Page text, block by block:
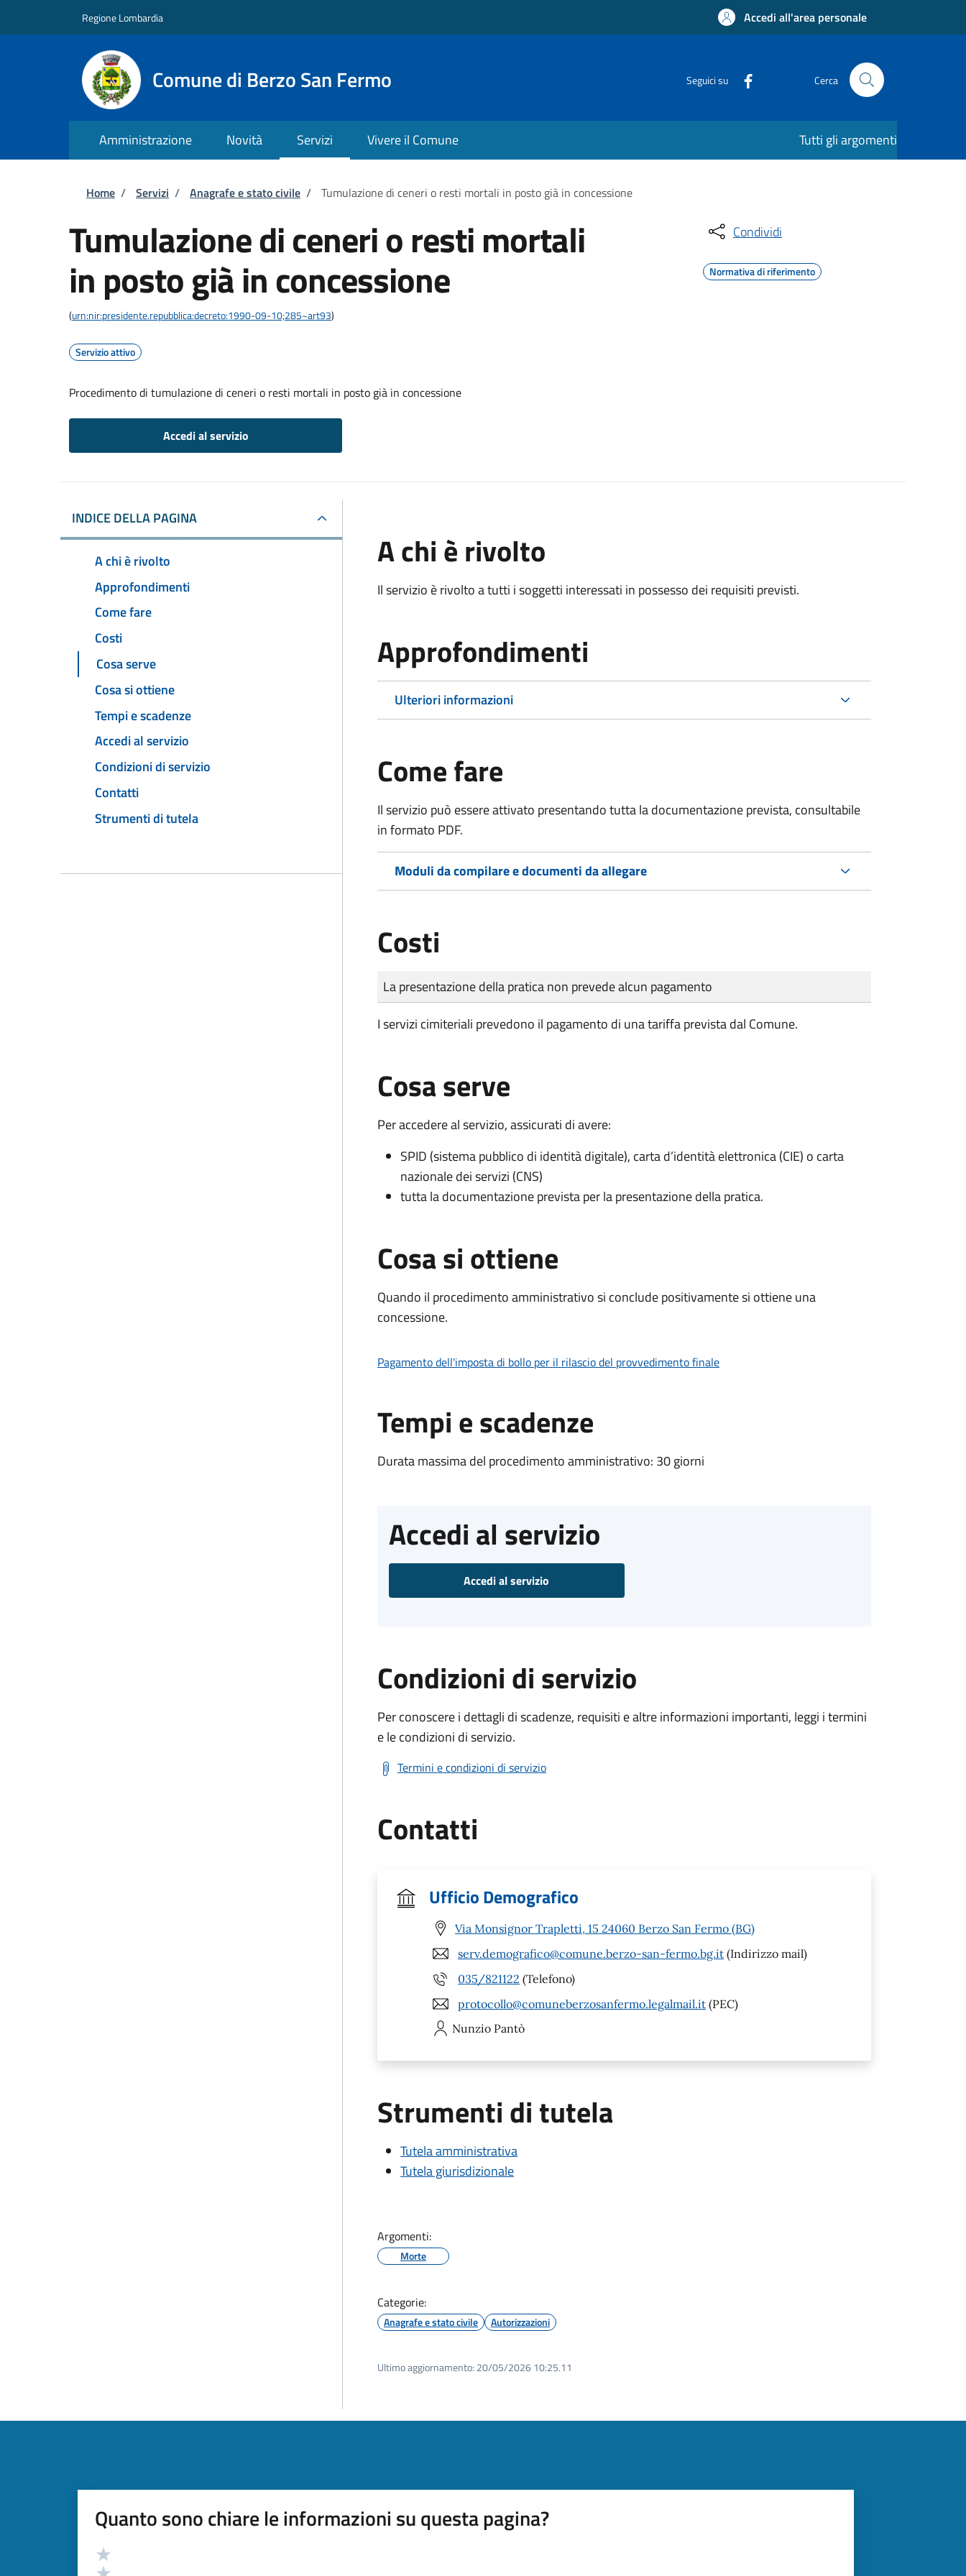
Regione Lombardia Accedi all'area personale
Comune di Berzo San Fermo Seguici su Cerca
Amministrazione Novità Servizi Vivere il Comune Tutti gli argomenti
Briciole di pane
Home / Servizi / Anagrafe e stato civile / Tumulazione di ceneri o resti mortali in posto già in concessione
Tumulazione di ceneri o resti mortali
in posto già in concessione
(urn:nir:presidente.repubblica:decreto:1990-09-10;285~art93)
Servizio attivo
Procedimento di tumulazione di ceneri o resti mortali in posto già in concessione
Accedi al servizio
Condividi
Normativa di riferimento
INDICE DELLA PAGINA
A chi è rivolto
Approfondimenti
Come fare
Costi
Cosa serve
Cosa si ottiene
Tempi e scadenze
Accedi al servizio
Condizioni di servizio
Contatti
Strumenti di tutela
A chi è rivolto
Il servizio è rivolto a tutti i soggetti interessati in possesso dei requisiti previsti.
Approfondimenti
Ulteriori informazioni
Come fare
Il servizio può essere attivato presentando tutta la documentazione prevista, consultabile
in formato PDF.
Moduli da compilare e documenti da allegare
Costi
Tipo di pagamento
Importo
La presentazione della pratica non prevede alcun pagamento
I servizi cimiteriali prevedono il pagamento di una tariffa prevista dal Comune.
Cosa serve
Per accedere al servizio, assicurati di avere:
SPID (sistema pubblico di identità digitale), carta d’identità elettronica (CIE) o carta
nazionale dei servizi (CNS)
tutta la documentazione prevista per la presentazione della pratica.
Cosa si ottiene
Quando il procedimento amministrativo si conclude positivamente si ottiene una
concessione.
Pagamento dell'imposta di bollo per il rilascio del provvedimento finale
Tempi e scadenze
Durata massima del procedimento amministrativo: 30 giorni
Accedi al servizio
Accedi al servizio
Condizioni di servizio
Per conoscere i dettagli di scadenze, requisiti e altre informazioni importanti, leggi i termini
e le condizioni di servizio.
Termini e condizioni di servizio
Contatti
Ufficio Demografico
Via Monsignor Trapletti, 15 24060 Berzo San Fermo (BG)
serv.demografico@comune.berzo-san-fermo.bg.it (Indirizzo mail)
035/821122 (Telefono)
protocollo@comuneberzosanfermo.legalmail.it (PEC)
Nunzio Pantò
Strumenti di tutela
Tutela amministrativa
Tutela giurisdizionale
Argomenti:
Morte
Categorie:
Anagrafe e stato civile Autorizzazioni
Ultimo aggiornamento: 20/05/2026 10:25.11
Quanto sono chiare le informazioni su questa pagina?
Valutazione